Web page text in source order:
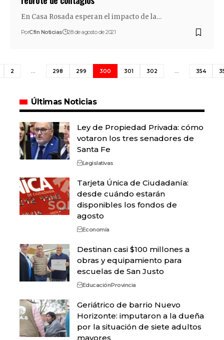
En Casa Rosada esperan el impacto de la…
PorCfin Noticias 28 de agosto de 2021
2 … 298 299 300 301 302 … 354
Últimas Noticias
Ley de Propiedad Privada: cómo
votaron los tres senadores de
Santa Fe
Legislativas
Tarjeta Única de Ciudadanía:
desde cuándo estarán
disponibles los fondos de
agosto
Economía
Destinan casi $100 millones a
obras y equipamiento para
escuelas de San Justo
EducaciónProvincia
Geriátrico de barrio Nuevo
Horizonte: imputaron a la dueña
por la situación de siete adultos
mayores